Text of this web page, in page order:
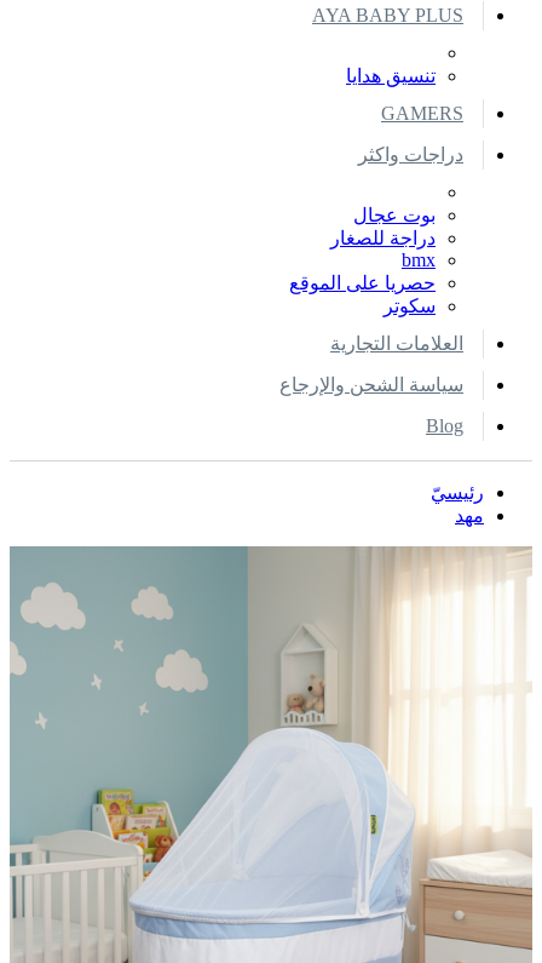
AYA BABY PLUS
تنسيق هدايا
GAMERS
دراجات واكثر
بوت عجال
دراجة للصغار
bmx
حصريا على الموقع
سكوتر
العلامات التجارية
سياسة الشحن والإرجاع
Blog
رئيسيّ
مهد